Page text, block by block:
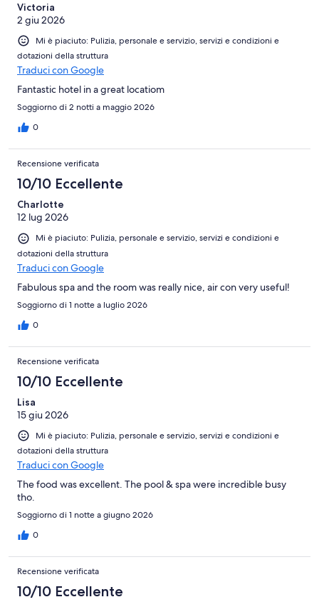
Victoria
2 giu 2026
Mi è piaciuto: Pulizia, personale e servizio, servizi e condizioni e
dotazioni della struttura
Traduci con Google
Fantastic hotel in a great locatiom
Soggiorno di 2 notti a maggio 2026
0
Recensione verificata
10/10 Eccellente
Charlotte
12 lug 2026
Mi è piaciuto: Pulizia, personale e servizio, servizi e condizioni e
dotazioni della struttura
Traduci con Google
Fabulous spa and the room was really nice, air con very useful!
Soggiorno di 1 notte a luglio 2026
0
Recensione verificata
10/10 Eccellente
Lisa
15 giu 2026
Mi è piaciuto: Pulizia, personale e servizio, servizi e condizioni e
dotazioni della struttura
Traduci con Google
The food was excellent. The pool & spa were incredible busy
tho.
Soggiorno di 1 notte a giugno 2026
0
Recensione verificata
10/10 Eccellente